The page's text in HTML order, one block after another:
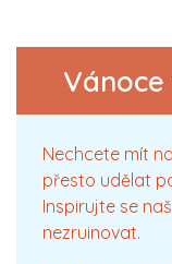
Nechcete mít
přesto udělat
Inspirujte se
nezruinovat.